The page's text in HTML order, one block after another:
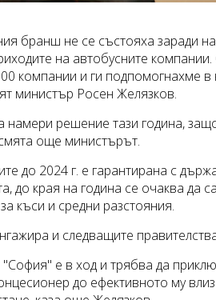
бранш не се състояха заради
на автобусните
компании и ги подпомогнахме
министър Росен Желязков.
намери решение тази година,
още министърът.
до 2024 г. е гарантирана с
до края на година се очаква да
къси и средни разстояния.
и следващите
е в ход и трябва да
до ефективното му